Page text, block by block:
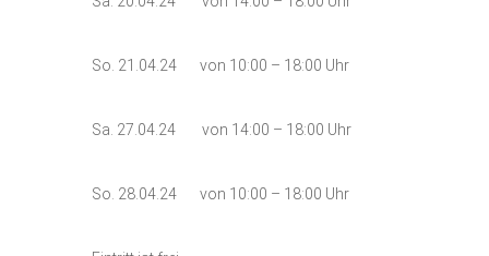
So. 21.04.24 von 10:00 – 18:00 Uhr
Sa. 27.04.24 von 14:00 – 18:00 Uhr
So. 28.04.24 von 10:00 – 18:00 Uhr